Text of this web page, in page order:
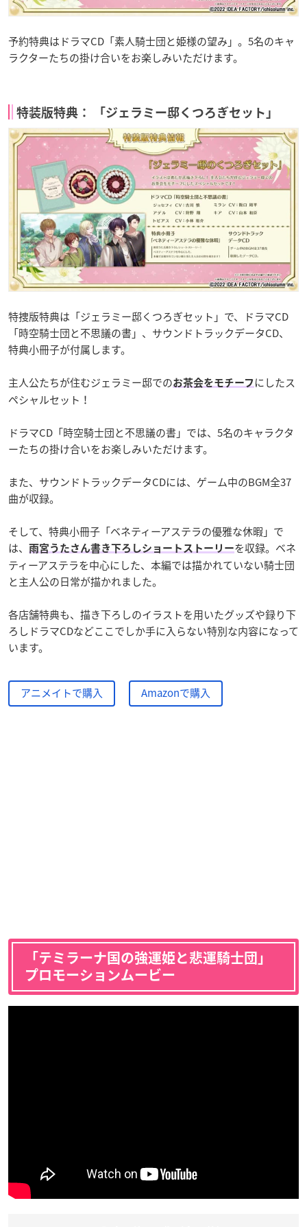
予約特典はドラマCD「素人騎士団と姫様の望み」。5名のキャ
ラクターたちの掛け合いをお楽しみいただけます。
特装版特典： 「ジェラミー邸くつろぎセット」
特捜版特典は「ジェラミー邸くつろぎセット」で、ドラマCD
「時空騎士団と不思議の書」、サウンドトラックデータCD、
特典小冊子が付属します。
主人公たちが住むジェラミー邸でのお茶会をモチーフ にしたス
ペシャルセット！
ドラマCD「時空騎士団と不思議の書」では、5名のキャラクタ
ーたちの掛け合いをお楽しみいただけます。
また、サウンドトラックデータCDには、ゲーム中のBGM全37
曲が収録。
そして、特典小冊子「ベネティーアステラの優雅な休暇」で
は、
雨宮うたさん書き下ろしショートストーリーを収録。ベネ
ティーアステラを中心にした、本編では描かれていない騎士団
と主人公の日常が描かれました。
各店舗特典も、描き下ろしのイラストを用いたグッズや録り下
ろしドラマCDなどここでしか手に入らない特別な内容になって
います。
アニメイトで購入 Amazonで購入
「テミラーナ国の強運姫と悲運騎士団」
プロモーションムービー